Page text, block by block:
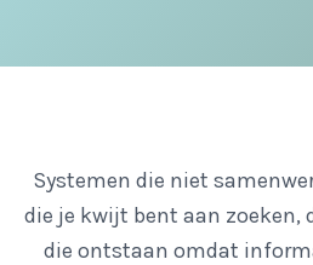
Systemen die niet
die je kwijt bent aan zoeken,
die ontstaan omdat